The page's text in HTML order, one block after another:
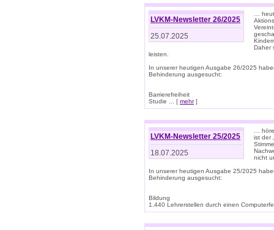
LVKM-Newsletter 26/2025
25.07.2025
…
Daher
leisten.
In unserer heutigen Ausgabe 26/2025
Behinderung ausgesucht:
Barrierefreiheit
Studie ... [ mehr]
LVKM-Newsletter 25/2025
18.07.2025
…
ist der
nicht
In unserer heutigen Ausgabe 25/2025
Behinderung ausgesucht:
Bildung
1.440 Lehrerstellen durch einen